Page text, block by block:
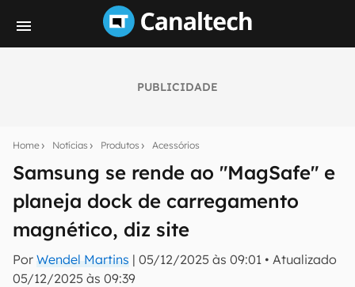
PUBLICIDADE
Home Notícias Produtos Acessórios
Samsung se rende ao "MagSafe" e
planeja dock de carregamento
magnético, diz site
Por Wendel Martins | 05/12/2025 às 09:01 • Atualizado
05/12/2025 às 09:39
notícias e reviews sobre tecnologia em primeira
E-mail
inscreva-se